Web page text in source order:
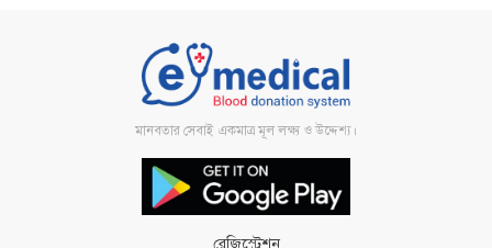
মানবতার সেবাই একমাত্র মূল লক্ষ্য ও উদ্দেশ্য।
রেজিস্ট্রেশন